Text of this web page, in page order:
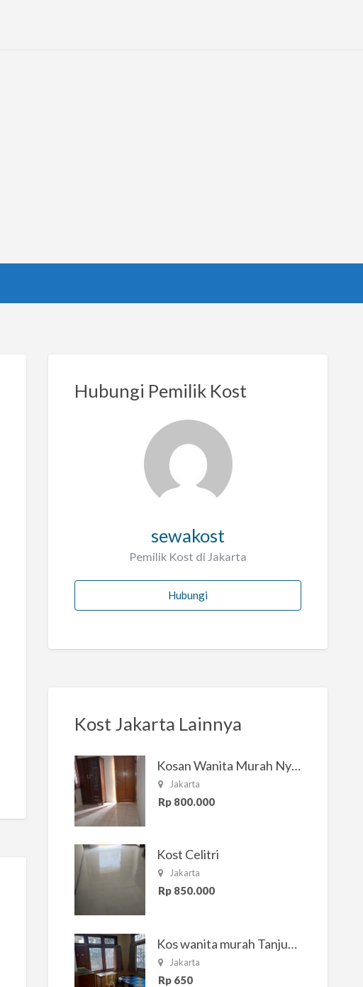
Hubungi Pemilik Kost
sewakost
Pemilik Kost di Jakarta
Hubungi
Kost Jakarta Lainnya
Kosan Wanita Murah Nyaman di Jakarta Selatan
Jakarta
Rp 800.000
Kost Celitri
Jakarta
Rp 850.000
Kos wanita murah Tanjung Duren Jakarta Barat
Jakarta
Rp 650